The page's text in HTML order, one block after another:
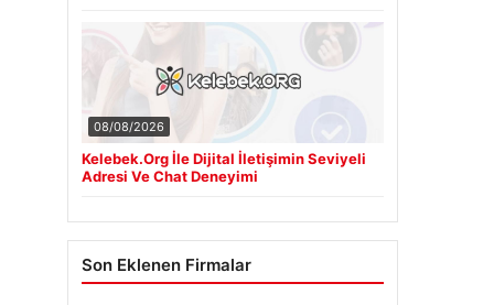
08/08/2026
Kelebek.Org İle Dijital İletişimin Seviyeli
Adresi Ve Chat Deneyimi
Son Eklenen Firmalar